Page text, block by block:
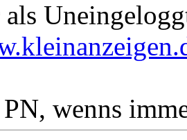
als
wenns